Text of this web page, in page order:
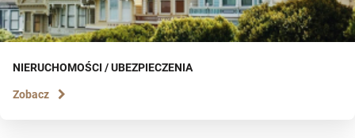
NIERUCHOMOŚCI / UBEZPIECZENIA
Zobacz